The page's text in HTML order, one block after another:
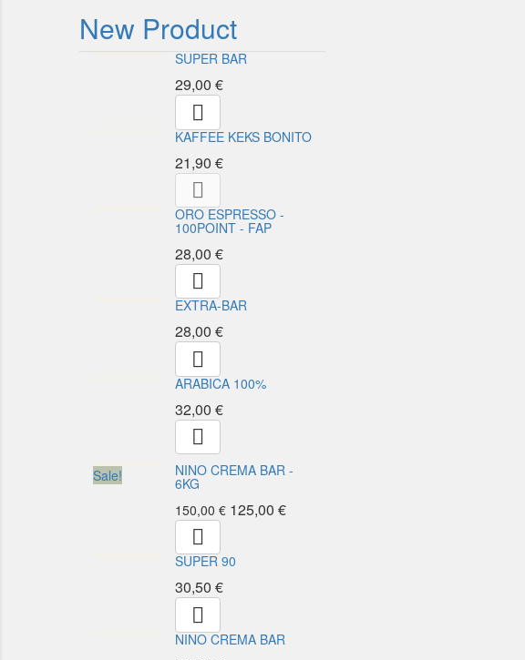
New Product
SUPER BAR
29,00 €

KAFFEE KEKS BONITO
21,90 €

ORO ESPRESSO -
100POINT - FAP
28,00 €

EXTRA-BAR
28,00 €

ARABICA 100%
32,00 €

Sale! NINO CREMA BAR -
6KG
150,00 € 125,00 €

SUPER 90
30,50 €

NINO CREMA BAR